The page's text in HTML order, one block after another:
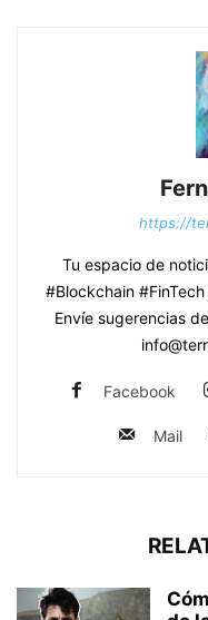
https://
Tu espacio de
#Blockchain
Envíe sugerencias
Facebook
Mail